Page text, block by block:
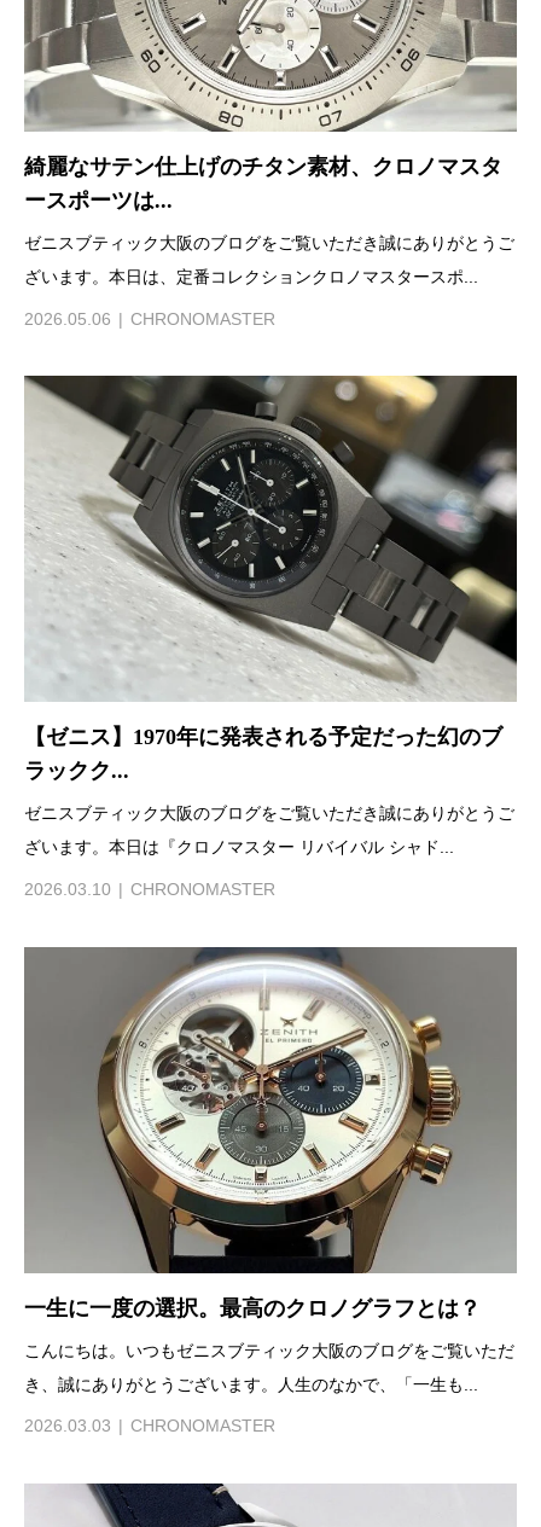
綺麗なサテン仕上げのチタン素材、クロノマスタ
ースポーツは...
ゼニスブティック大阪のブログをご覧いただき誠にありがとうご
ざいます。本日は、定番コレクションクロノマスタースポ...
2026.05.06 CHRONOMASTER
【ゼニス】1970年に発表される予定だった幻のブ
ラックク...
ゼニスブティック大阪のブログをご覧いただき誠にありがとうご
ざいます。本日は『クロノマスター リバイバル シャド...
2026.03.10 CHRONOMASTER
一生に一度の選択。最高のクロノグラフとは？
こんにちは。いつもゼニスブティック大阪のブログをご覧いただ
き、誠にありがとうございます。人生のなかで、「一生も...
2026.03.03 CHRONOMASTER